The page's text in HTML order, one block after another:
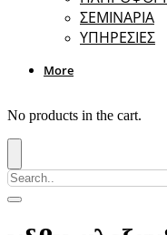
ΣΕΜΙΝΑΡΙΑ
ΥΠΗΡΕΣΙΕΣ
More
No products in the cart.